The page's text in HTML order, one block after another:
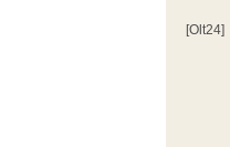
[Olt24]